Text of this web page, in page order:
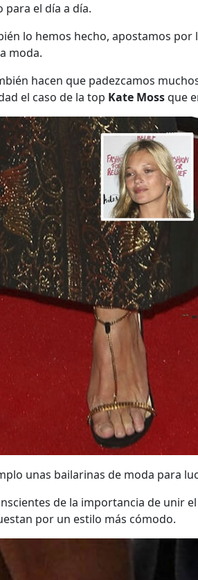
para el día a día.
lo hemos hecho, apostamos
moda.
hacen que padezcamos
el caso de la top Kate Mossque
unas bailarinas de moda para
de la importancia de unir
por un estilo más cómodo.